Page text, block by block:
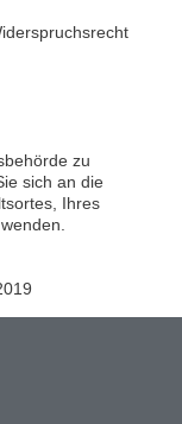
zu
sich an die
Ihres